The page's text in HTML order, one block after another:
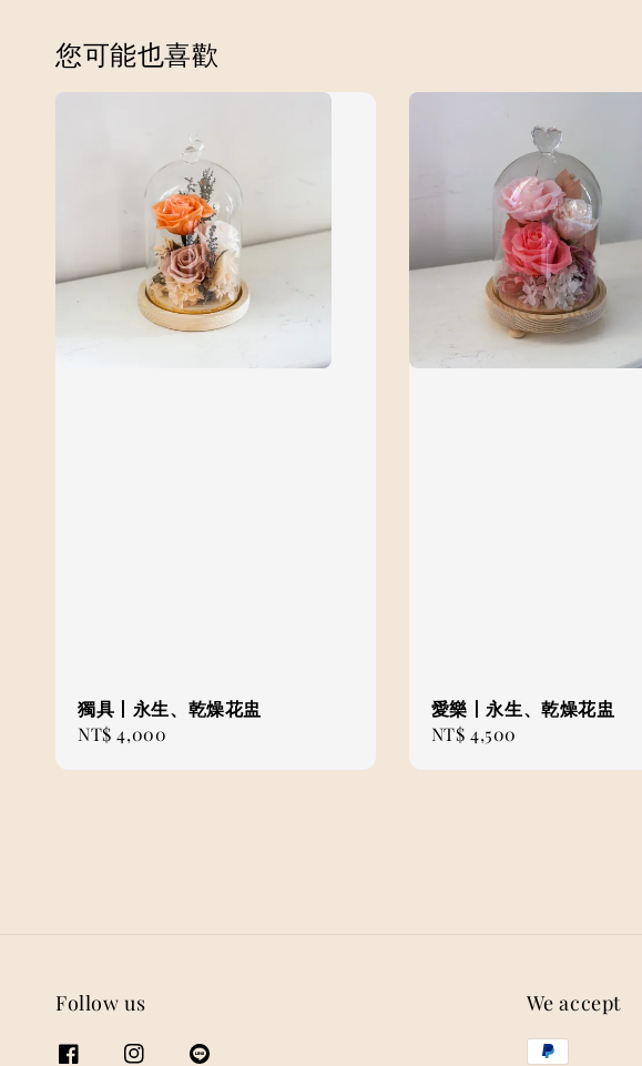
您可能也喜歡
獨具丨永生、乾燥花盅
Regular
NT$ 4,000
愛樂丨永生、乾燥花盅
Regular
NT$ 4,500
Follow us We accept